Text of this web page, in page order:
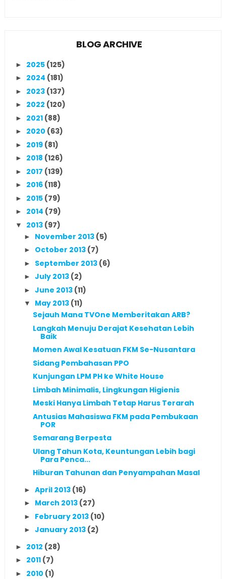
BLOG ARCHIVE
► 2025 (125)
► 2024 (181)
► 2023 (137)
► 2022 (120)
► 2021 (88)
► 2020 (63)
► 2019 (81)
► 2018 (126)
► 2017 (139)
► 2016 (118)
► 2015 (79)
► 2014 (79)
▼ 2013 (97)
► November 2013 (5)
► October 2013 (7)
► September 2013 (6)
► July 2013 (2)
► June 2013 (11)
▼ May 2013 (11)
Sejauh Mana TVOne Memberitakan ARB?
Langkah Menuju Derajat Kesehatan Lebih
Baik
Momen Awal Kesatuan FKM Se-Nusantara
Sidang Pembahasan PPO
Kunjungan LPM PH ke White House
Limbah Minimalis, Lingkungan Higienis
Meski Hanya Limbah Tetap Harus Terarah
Antusias Mahasiswa FKM pada Pembukaan
POR
Semarang Berpesta
Ulang Tahun Kota, Keuntungan Lebih bagi
Para Penca...
Hiburan Tahunan dan Penyampahan Masal
► April 2013 (16)
► March 2013 (27)
► February 2013 (10)
► January 2013 (2)
► 2012 (28)
► 2011 (7)
► 2010 (1)